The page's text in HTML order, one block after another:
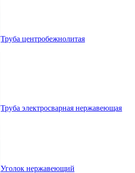
Труба центробежнолитая
Труба электросварная нержавеющая
Уголок нержавеющий